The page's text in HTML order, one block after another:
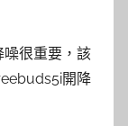
很重要，該
開降